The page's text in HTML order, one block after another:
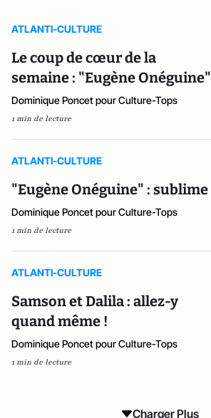
ATLANTI-CULTURE
Le coup de cœur de la
semaine : "Eugène Onéguine"
Dominique Poncet pour Culture-Tops
1 min de lecture
ATLANTI-CULTURE
"Eugène Onéguine" : sublime
Dominique Poncet pour Culture-Tops
1 min de lecture
ATLANTI-CULTURE
Samson et Dalila : allez-y
quand même !
Dominique Poncet pour Culture-Tops
1 min de lecture
Charger Plus